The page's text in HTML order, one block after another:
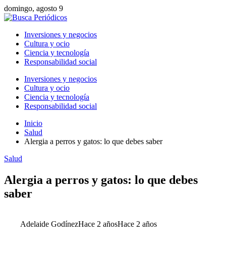
domingo, agosto 9
Inversiones y negocios
Cultura y ocio
Ciencia y tecnología
Responsabilidad social
Inversiones y negocios
Cultura y ocio
Ciencia y tecnología
Responsabilidad social
Inicio
Salud
Alergia a perros y gatos: lo que debes saber
Salud
Alergia a perros y gatos: lo que debes
saber
Adelaide GodínezHace 2 añosHace 2 años